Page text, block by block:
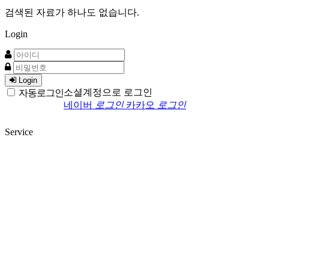
검색된 자료가 하나도 없습니다.
Login
Login
자동로그인소셜계정으로 로그인
네이버
로그인 카카오 로그인
Service